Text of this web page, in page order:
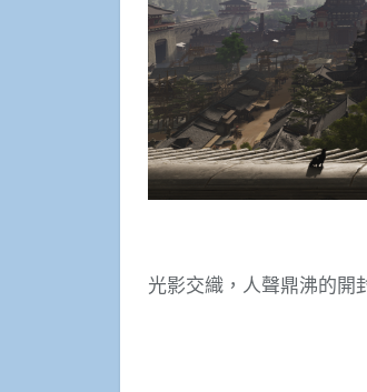
光影交織，人聲鼎沸的開